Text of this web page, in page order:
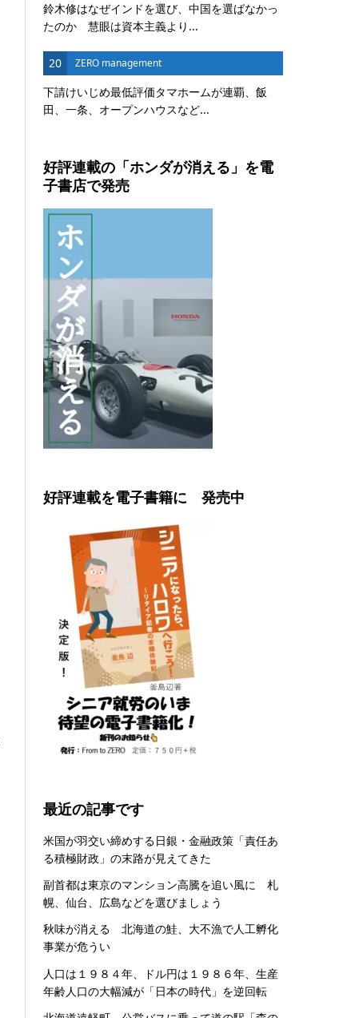
鈴木修はなぜインドを選び、中国を選ばなかっ
たのか 慧眼は資本主義より...
20 ZERO management
下請けいじめ最低評価タマホームが連覇、飯
田、一条、オープンハウスなど...
好評連載の「ホンダが消える」を電
子書店で発売
好評連載を電子書籍に 発売中
最近の記事です
米国が羽交い締めする日銀・金融政策「責任あ
る積極財政」の末路が見えてきた
副首都は東京のマンション高騰を追い風に 札
幌、仙台、広島などを選びましょう
秋味が消える 北海道の鮭、大不漁で人工孵化
事業が危うい
人口は１９８４年、ドル円は１９８６年、生産
年齢人口の大幅減が「日本の時代」を逆回転